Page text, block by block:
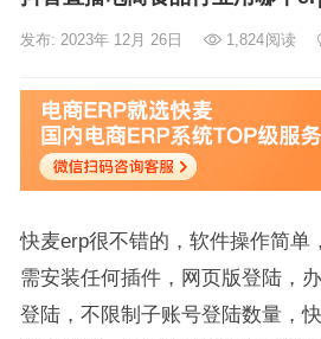
发布: 2023年 12月 26日 1,824阅读
快麦erp很不错的，软件操作简单
需安装任何插件，网页版登陆，
登陆，不限制子账号登陆数量，